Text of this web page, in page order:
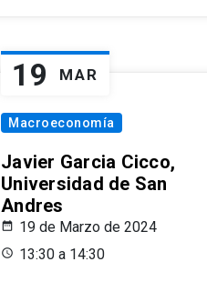
19 MAR
Macroeconomía
Javier Garcia Cicco,
Universidad de San
Andres
19 de Marzo de 2024
13:30 a 14:30